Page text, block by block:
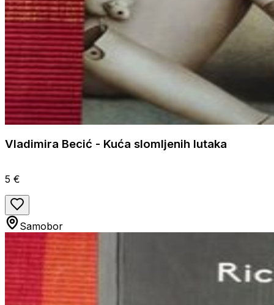
Vladimira Becić - Kuća slomljenih lutaka
5 €
Samobor